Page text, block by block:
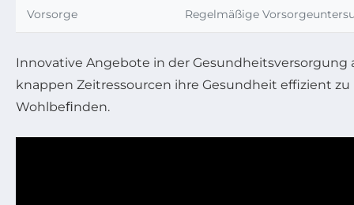
Vorsorge Regelmäßige
Innovative Angebote in der
knappen Zeitressourcen ihre Gesundheit effizient
Wohlbeﬁnden.